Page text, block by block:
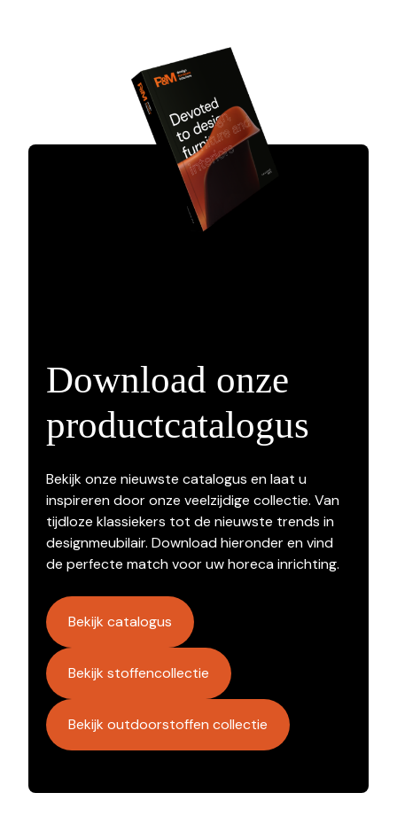
Download onze
productcatalogus
Bekijk onze nieuwste catalogus en laat u
inspireren door onze veelzijdige collectie. Van
tijdloze klassiekers tot de nieuwste trends in
designmeubilair. Download hieronder en vind
de perfecte match voor uw horeca inrichting.
Bekijk catalogus
Bekijk stoffencollectie
Bekijk outdoorstoffen collectie